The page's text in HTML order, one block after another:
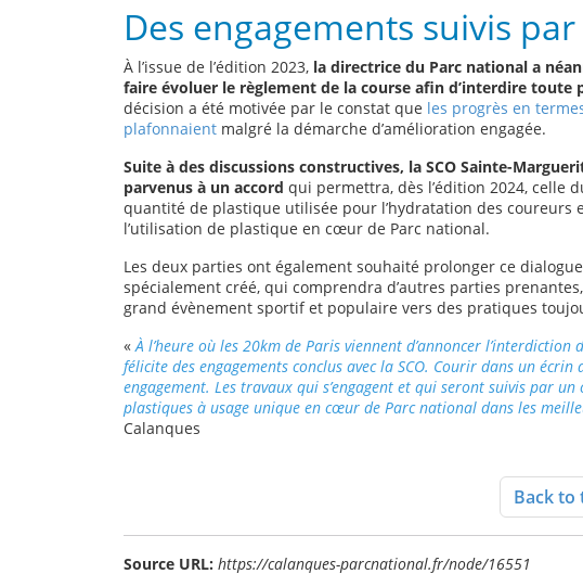
Des engagements suivis
À l’issue de l’édition 2023, la directrice du Parc national a
faire évoluer le règlement de la course afin d’interdire
décision a été motivée par le constat que les progrès en
plafonnaient malgré la démarche d’amélioration engagée.
Suite à des discussions constructives, la SCO Sainte-
parvenus à un accord qui permettra, dès l’édition 2024, celle
quantité de plastique utilisée pour l’hydratation des
l’utilisation de plastique en cœur de Parc national.
Les deux parties ont également souhaité prolonger ce
spécialement créé, qui comprendra d’autres parties
grand évènement sportif et populaire vers des pratiques
«À l’heure où les 20km de Paris viennent d’annoncer
félicite des engagements conclus avec la SCO. Courir dans un
engagement. Les travaux qui s’engagent et qui seront suivis par
plastiques à usage unique en cœur de Parc national dans les
Calanques
Back to
Source URL: https://calanques-parcnational.fr/node/16551